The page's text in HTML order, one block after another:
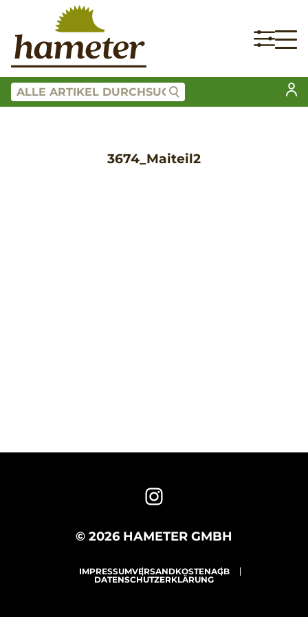
3674_Maiteil2
© 2026 HAMETER GMBH
IMPRESSUMVERSANDKOSTENAGB
DATENSCHUTZERKLÄRUNG